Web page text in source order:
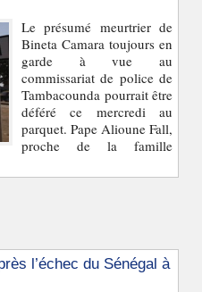
Le présumé meurtrier de
Bineta Camara toujours en
garde à vue au
commissariat de police de
Tambacounda pourrait être
déféré ce mercredi au
parquet. Pape Alioune Fall,
proche de la famille
l’échec du Sénégal à